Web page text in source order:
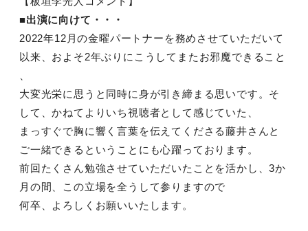
■出演に向けて・・・
2022年12月の金曜パートナーを務めさせていただいて
以来、およそ2年ぶりにこうしてまたお邪魔できること
大変光栄に思うと同時に身が引き締まる思いです。そ
して、かねてよりいち視聴者として感じていた、
まっすぐで胸に響く言葉を伝えてくださる藤井さんと
ご一緒できるということにも心躍っております。
前回たくさん勉強させていただいたことを活かし、3か
月の間、この立場を全うして参りますので
何卒、よろしくお願いいたします。